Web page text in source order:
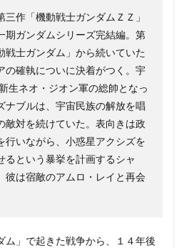
三作「機動戦士ガンダムＺＺ」
期ガンダムシリーズ完結編。第
戦士ガンダム」から続いていた
の確執についに決着がつく。宇
生ネオ・ジオン軍の総帥となっ
ナブルは、宇宙民族の解放を唱
敵対を続けていた。表向きは政
行いながら、小惑星アクシズを
るという暴挙を計画するシャ
彼は宿敵のアムロ・レイと再会
ム」で起きた戦争から、１４年後